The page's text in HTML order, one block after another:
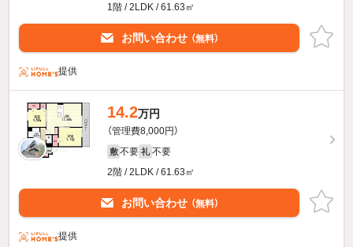
1階 / 2LDK / 61.63㎡
お問い合わせ （無料）
提供
14.2万円
（管理費8,000円）
敷 不要 礼 不要
2階 / 2LDK / 61.63㎡
お問い合わせ （無料）
提供